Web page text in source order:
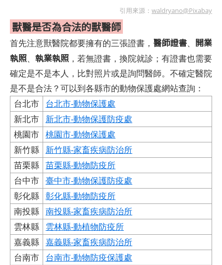
引用來源： waldryano@Pixabay
獸醫是否為合法的獸醫師
首先注意獸醫院都要擁有的三張證書， 醫師證書、 開業
執照、 執業執照 ，若無證書，換院就診；有證書也需要
確定是不是本人，比對照片或是詢問醫師。不確定醫院
是不是合法？可以到各縣市的動物保護處網站查詢：
台北市
台北市-動物保護處
新北市
新北市-動物保護防疫處
桃園市 桃園市-動物保護處
新竹縣
新竹縣-家畜疾病防治所
苗栗縣 苗栗縣-動物防疫所
台中市 臺中市-動物保護防疫處
彰化縣 彰化縣-動物防疫所
南投縣 南投縣-家畜疾病防治所
雲林縣
雲林縣-動植物防疫所
嘉義縣 嘉義縣-家畜疾病防治所
台南市
台南市-動物防疫保護處